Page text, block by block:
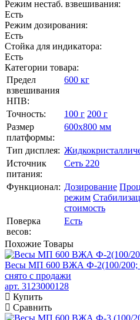
Режим нестаб. взвешивания:
Есть
Режим дозирования:
Есть
Стойка для индикатора:
Есть
Категории товара:
Предел
взвешивания
НПВ:
600 кг
Точность: 100 г 200 г
Размер
платформы:
600х800 мм
Тип дисплея:
Источник
питания:
Сеть 220
Функционал: Дозирование
режим
стоимость
Поверка
весов:
Есть
Похожие Товары
Весы МП 600 ВЖА Ф-2(100/200;
снято с продажи
арт. 3123000128
Купить
Сравнить